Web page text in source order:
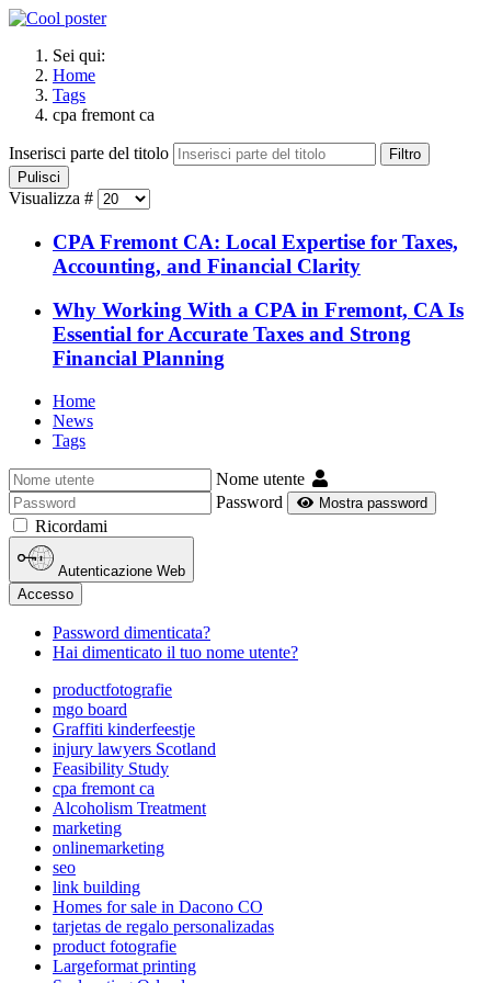
Sei qui:
Home
Tags
cpa fremont ca
Inserisci parte del titolo
Filtro
Pulisci
Visualizza #
CPA Fremont CA: Local Expertise for Taxes,
Accounting, and Financial Clarity
Why Working With a CPA in Fremont, CA Is
Essential for Accurate Taxes and Strong
Financial Planning
Home
News
Tags
Nome utente
Password
Mostra password
Ricordami
Autenticazione Web
Accesso
Password dimenticata?
Hai dimenticato il tuo nome utente?
productfotografie
mgo board
Graffiti kinderfeestje
injury lawyers Scotland
Feasibility Study
cpa fremont ca
Alcoholism Treatment
marketing
onlinemarketing
seo
link building
Homes for sale in Dacono CO
tarjetas de regalo personalizadas
product fotografie
Largeformat printing